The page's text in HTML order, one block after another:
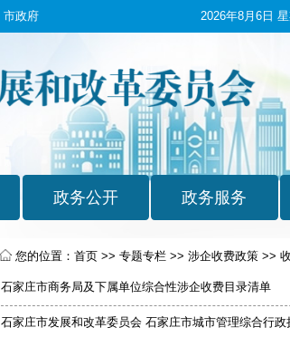
市政府 2026年8月6日
您的位置：首页 >>专题专栏 >>涉企收费政策 >>
石家庄市商务局及下属单位综合性涉企收费目录清单
石家庄市发展和改革委员会 石家庄市城市管理综合行政